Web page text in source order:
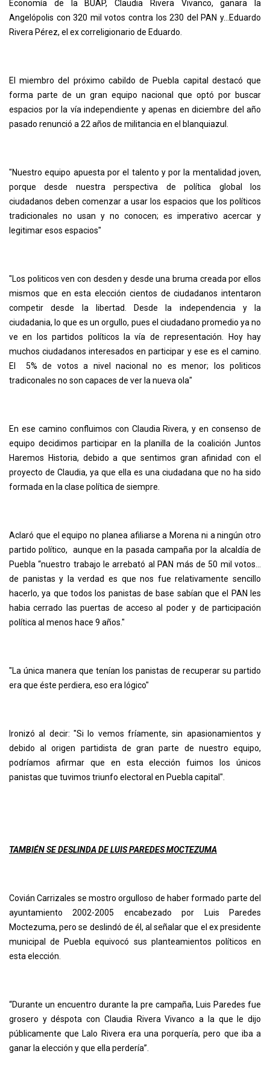
Economía de la BUAP, Claudia Rivera Vivanco, ganara la
Angelópolis con 320 mil votos contra los 230 del PAN y…Eduardo
Rivera Pérez, el ex correligionario de Eduardo.
El miembro del próximo cabildo de Puebla capital destacó que
forma parte de un gran equipo nacional que optó por buscar
espacios por la vía independiente y apenas en diciembre del año
pasado renunció a 22 años de militancia en el blanquiazul.
"Nuestro equipo apuesta por el talento y por la mentalidad joven,
porque desde nuestra perspectiva de política global los
ciudadanos deben comenzar a usar los espacios que los políticos
tradicionales no usan y no conocen; es imperativo acercar y
legitimar esos espacios"
"Los politicos ven con desden y desde una bruma creada por ellos
mismos que en esta elección cientos de ciudadanos intentaron
competir desde la libertad. Desde la independencia y la
ciudadania, lo que es un orgullo, pues el ciudadano promedio ya no
ve en los partidos políticos la vía de representación. Hoy hay
muchos ciudadanos interesados en participar y ese es el camino.
El 5% de votos a nivel nacional no es menor; los politicos
tradiconales no son capaces de ver la nueva ola"
En ese camino confluimos con Claudia Rivera, y en consenso de
equipo decidimos participar en la planilla de la coalición Juntos
Haremos Historia, debido a que sentimos gran afinidad con el
proyecto de Claudia, ya que ella es una ciudadana que no ha sido
formada en la clase política de siempre.
Aclaró que el equipo no planea afiliarse a Morena ni a ningún otro
partido político, aunque en la pasada campaña por la alcaldía de
Puebla “nuestro trabajo le arrebató al PAN más de 50 mil votos…
de panistas y la verdad es que nos fue relativamente sencillo
hacerlo, ya que todos los panistas de base sabían que el PAN les
habia cerrado las puertas de acceso al poder y de participación
política al menos hace 9 años."
"La única manera que tenían los panistas de recuperar su partido
era que éste perdiera, eso era lógico"
Ironizó al decir: "Si lo vemos fríamente, sin apasionamientos y
debido al origen partidista de gran parte de nuestro equipo,
podríamos afirmar que en esta elección fuimos los únicos
panistas que tuvimos triunfo electoral en Puebla capital".
TAMBIÉN SE DESLINDA DE LUIS PAREDES MOCTEZUMA
Covián Carrizales se mostro orgulloso de haber formado parte del
ayuntamiento 2002-2005 encabezado por Luis Paredes
Moctezuma, pero se deslindó de él, al señalar que el ex presidente
municipal de Puebla equivocó sus planteamientos políticos en
esta elección.
“Durante un encuentro durante la pre campaña, Luis Paredes fue
grosero y déspota con Claudia Rivera Vivanco a la que le dijo
públicamente que Lalo Rivera era una porquería, pero que iba a
ganar la elección y que ella perdería”.